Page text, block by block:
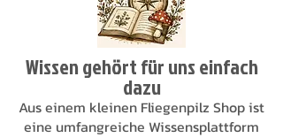
Wissen gehört für uns einfach
dazu
Aus einem kleinen Fliegenpilz Shop ist
eine umfangreiche Wissensplattform